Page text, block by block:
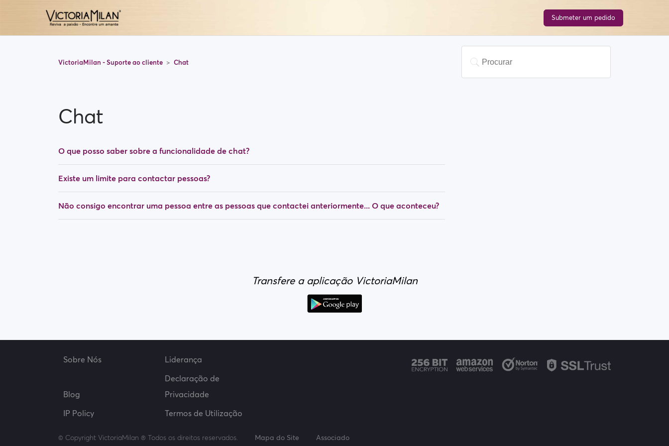
Submeter um pedido
VictoriaMilan - Suporte ao cliente Chat
Chat
O que posso saber sobre a funcionalidade de chat?
Existe um limite para contactar pessoas?
Não consigo encontrar uma pessoa entre as pessoas que contactei anteriormente... O que aconteceu?
Transfere a aplicação VictoriaMilan
Sobre Nós Liderança
Blog
Declaração de
Privacidade
IP Policy
Termos de Utilização
© Copyright VictoriaMilan ® Todos os direitos reservados. Mapa do Site Associado